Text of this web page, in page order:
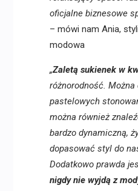
oficjalne biznesowe
– mówi nam Ania,
modowa
„Zaletą sukienek w
różnorodność.
pastelowych
można również
bardzo dynamiczną,
dopasować styl do
Dodatkowo prawda
nigdy nie wyjdą z